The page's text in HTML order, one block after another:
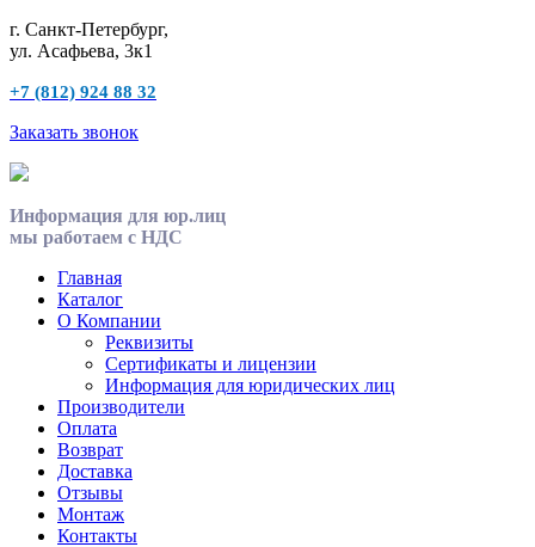
г. Санкт-Петербург,
ул. Асафьева, 3к1
+7 (812) 924 88 32
Заказать звонок
Информация для юр.лиц
мы работаем с НДС
Главная
Каталог
О Компании
Реквизиты
Сертификаты и лицензии
Информация для юридических лиц
Производители
Оплата
Возврат
Доставка
Отзывы
Монтаж
Контакты